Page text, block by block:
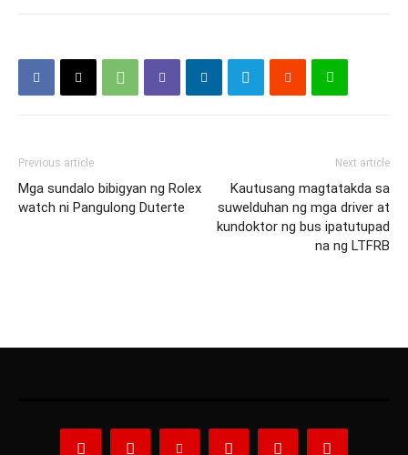
Previous article
Mga sundalo bibigyan ng Rolex
watch ni Pangulong Duterte
Next article
Kautusang magtatakda sa
suwelduhan ng mga driver at
kundoktor ng bus ipatutupad
na ng LTFRB